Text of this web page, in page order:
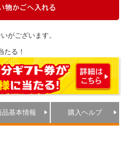
がございます。
たる！
品基本情報 購入ヘルプ